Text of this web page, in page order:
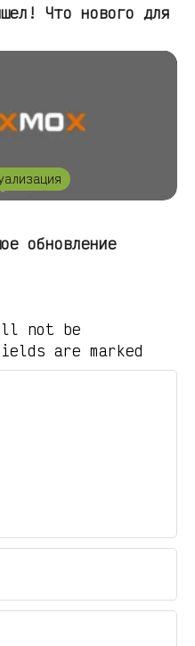
Что нового для
обновление
not be
are marked